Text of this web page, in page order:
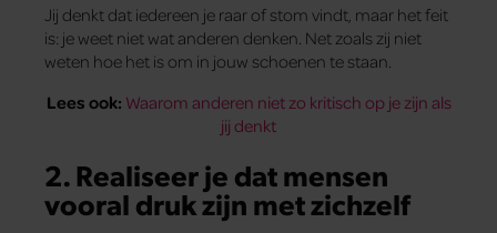
Jij denkt dat iedereen je raar of stom vindt, maar het feit
is: je weet niet wat anderen denken. Net zoals zij niet
weten hoe het is om in jouw schoenen te staan.
Lees ook: Waarom anderen niet zo kritisch op je zijn als
jij denkt
2. Realiseer je dat mensen
vooral druk zijn met zichzelf